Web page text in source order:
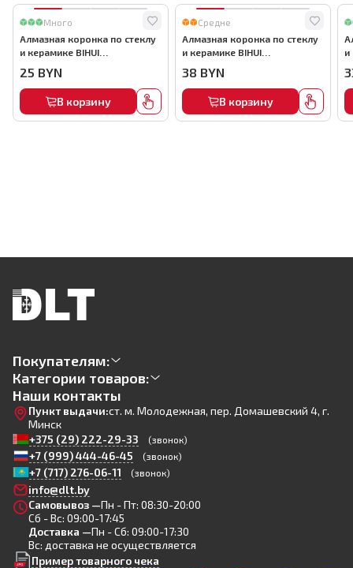
Много
Алмазная коронка по стеклу
и керамике BIHUI
коронка), 35мм, арт.DBW35
25 BYN
В корзину
Средне
Алмазная коронка по стеклу
и керамике BIHUI
коронка), 55мм, арт.DBW55
38 BYN
В корзину
и
Покупателям:
Категории товаров:
Наши контакты
Пункт выдачи:ст. м. Молодежная, пер. Домашевский 4, г.
Минск
+375 (29) 222-29-33
(звонок)
+7 (999) 444-46-45 (звонок)
+7 (717) 276-06-11 (звонок)
info@dlt.by
Самовывоз —Пн - Пт: 08:30-20:00
Сб - Вс: 09:00-17:45
Доставка —Пн - Сб: 09:00-17:30
Вс: доставка не осуществляется
Пример товарного чека